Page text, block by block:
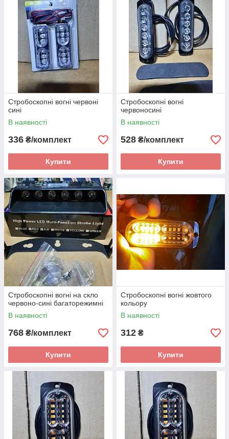
Стробоскопні вогні червоні
сині
В наявності
336 ₴/комплект
Купити
Стробоскопні вогні
червоносині
В наявності
528 ₴/комплект
Купити
Стробоскопні вогні на скло
червоно-сині багаторежимні
В наявності
768 ₴/комплект
Купити
Стробоскопні вогні жовтого
кольору
В наявності
312 ₴
Купити